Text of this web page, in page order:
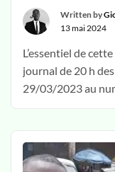
Written by
13 mai 2024
L’essentiel de
journal de 20 h
29/03/2023 au